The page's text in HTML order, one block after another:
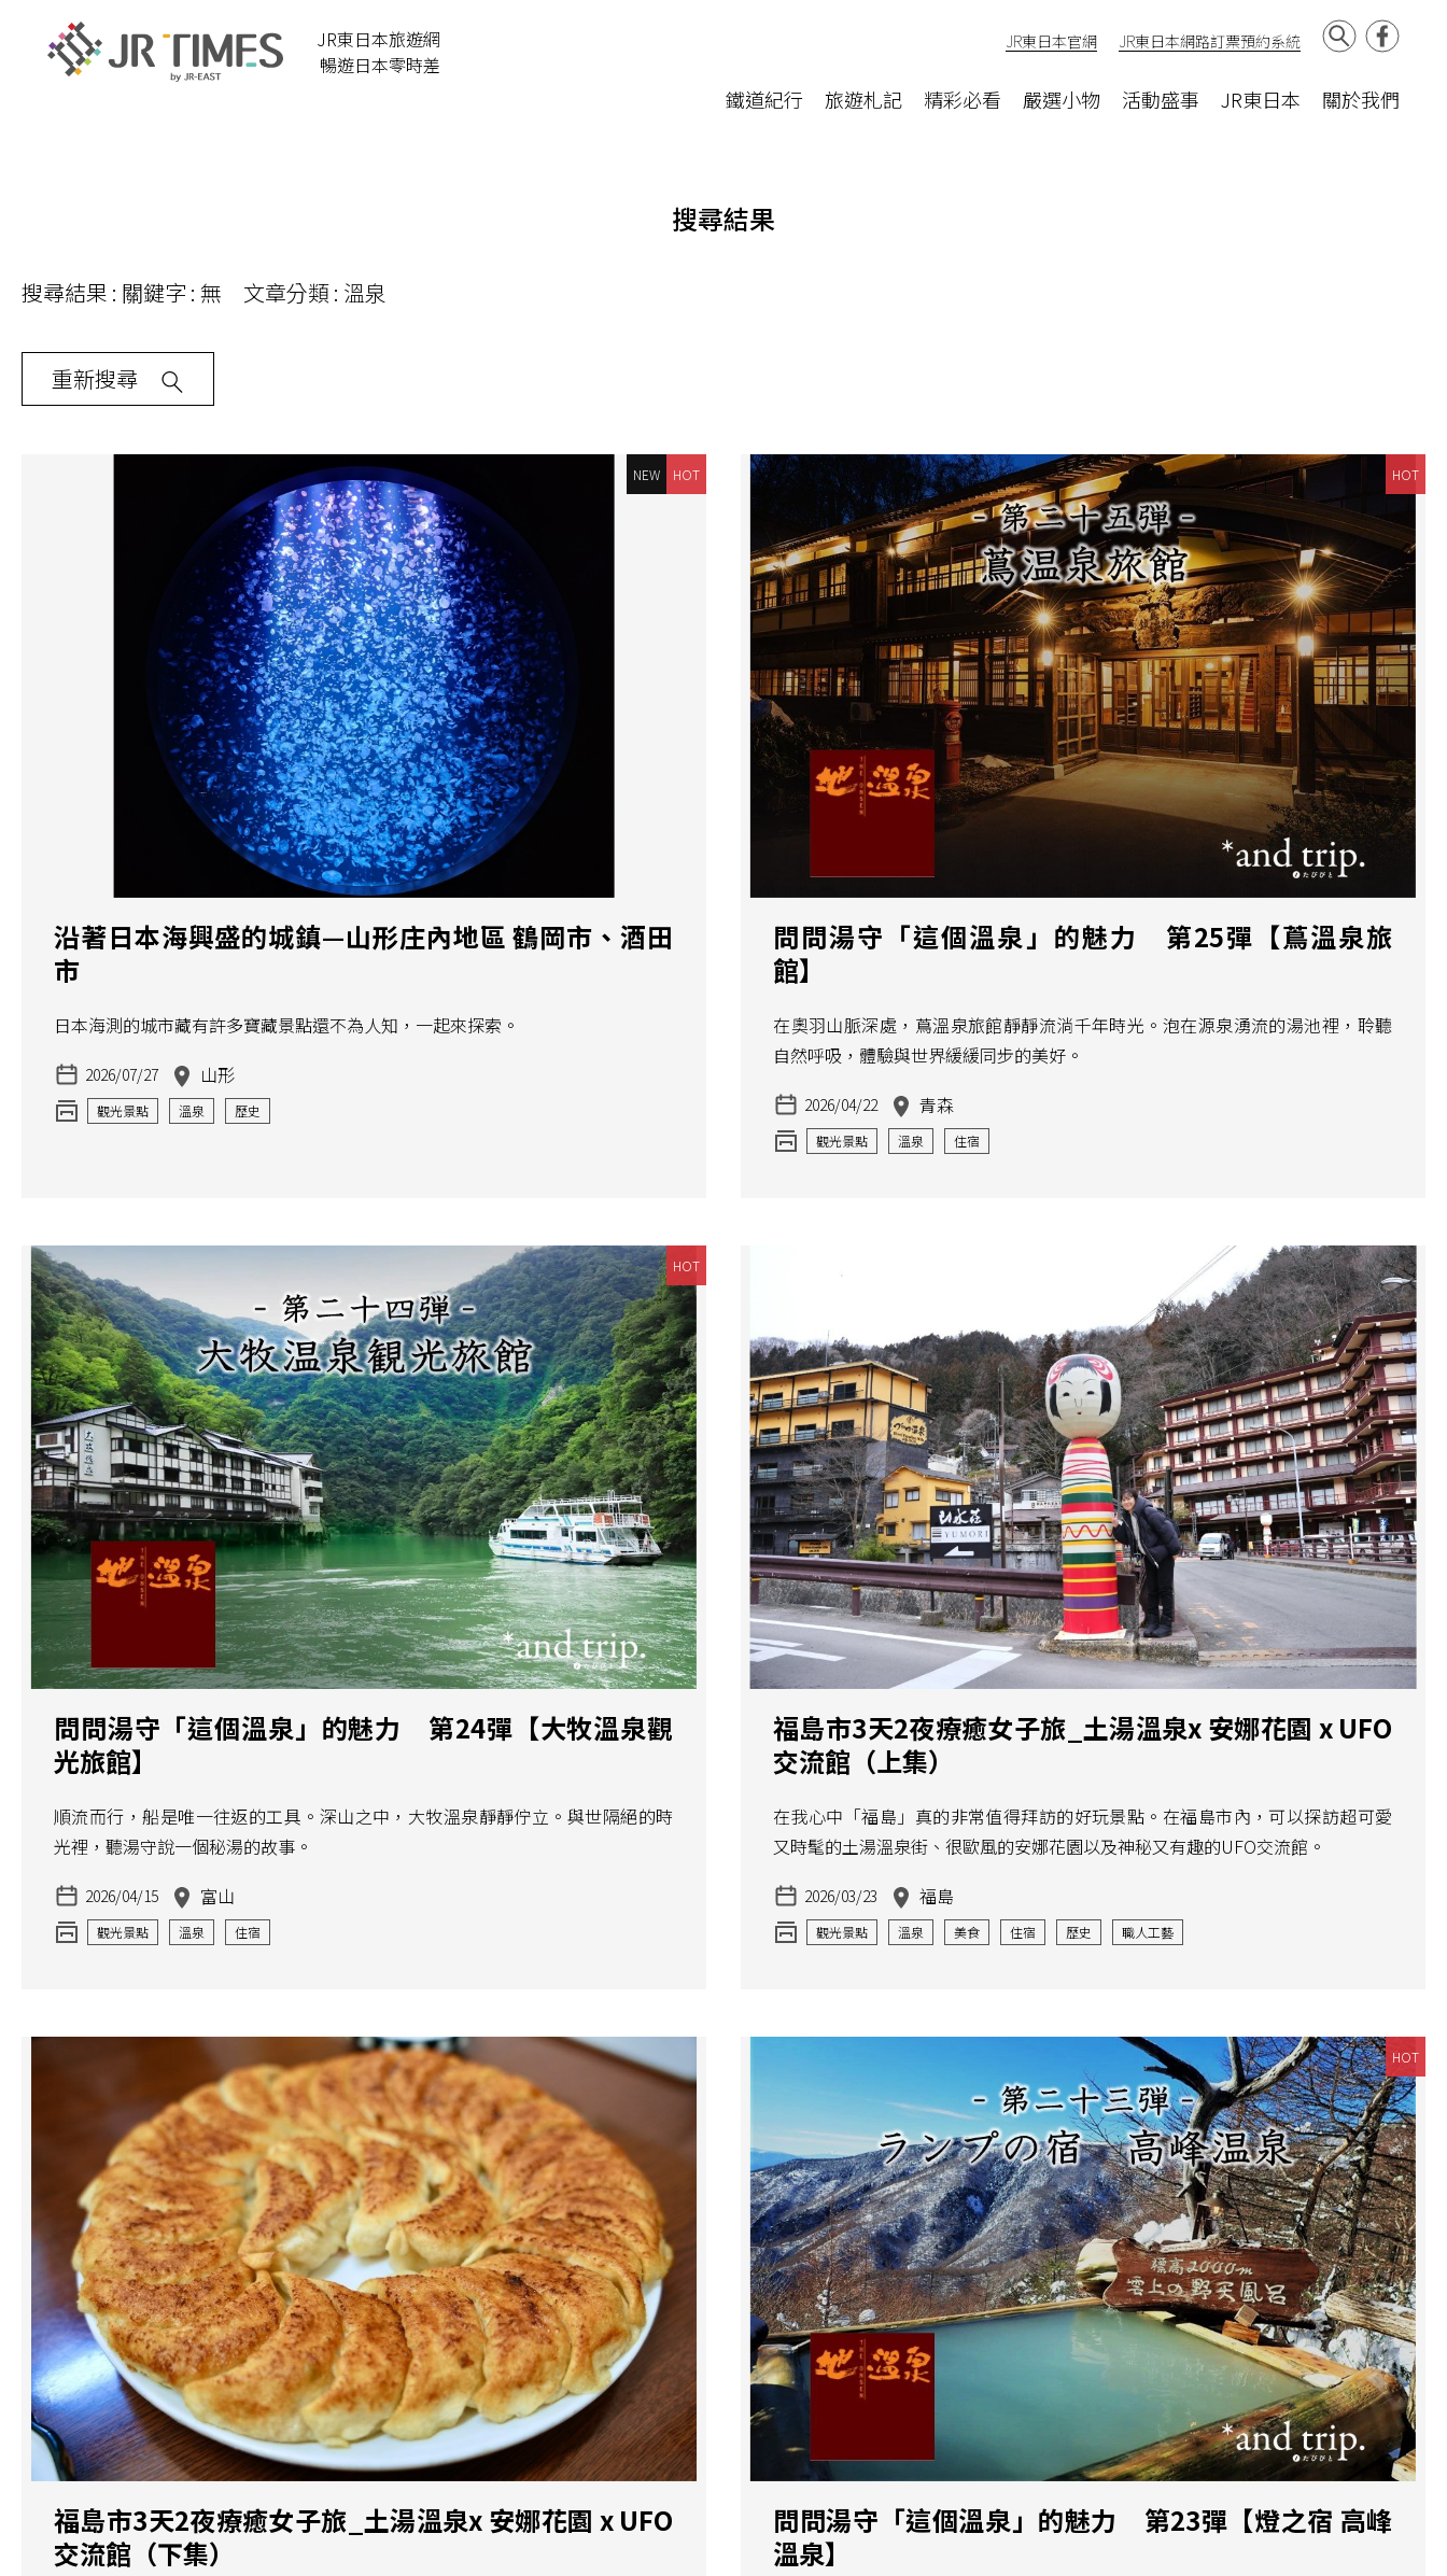
JR東日本旅遊網
暢遊日本零時差
鐵道紀行 旅遊札記 精彩必看 嚴選小物 活動盛事 JR東日本 關於我們
JR東日本官網 JR東日本網路訂票預約系統
搜尋結果
搜尋結果 : 關鍵字 : 無 文章分類 : 溫泉
重新搜尋
NEW HOT
沿著日本海興盛的城鎮—山形庄內地區 鶴岡市、酒田
市
日本海測的城市藏有許多寶藏景點還不為人知，一起來探索。
2026/07/27 山形
觀光景點 溫泉 歷史
HOT
問問湯守「這個溫泉」的魅力 第25彈【蔦溫泉旅
館】
在奧羽山脈深處，蔦溫泉旅館靜靜流淌千年時光。泡在源泉湧流的湯池裡，聆聽
自然呼吸，體驗與世界緩緩同步的美好。
2026/04/22 青森
觀光景點 溫泉 住宿
HOT
問問湯守「這個溫泉」的魅力 第24彈【大牧溫泉觀
光旅館】
順流而行，船是唯一往返的工具。深山之中，大牧溫泉靜靜佇立。與世隔絕的時
光裡，聽湯守說一個秘湯的故事。
2026/04/15 富山
觀光景點 溫泉 住宿
福島市3天2夜療癒女子旅_土湯溫泉x 安娜花園 x UFO
交流館（上集）
在我心中「福島」真的非常值得拜訪的好玩景點。在福島市內，可以探訪超可愛
又時髦的土湯溫泉街、很歐風的安娜花園以及神秘又有趣的UFO交流館。
2026/03/23 福島
觀光景點 溫泉 美食 住宿 歷史 職人工藝
福島市3天2夜療癒女子旅_土湯溫泉x 安娜花園 x UFO
交流館（下集）
HOT
問問湯守「這個溫泉」的魅力 第23彈【燈之宿 高峰
溫泉】